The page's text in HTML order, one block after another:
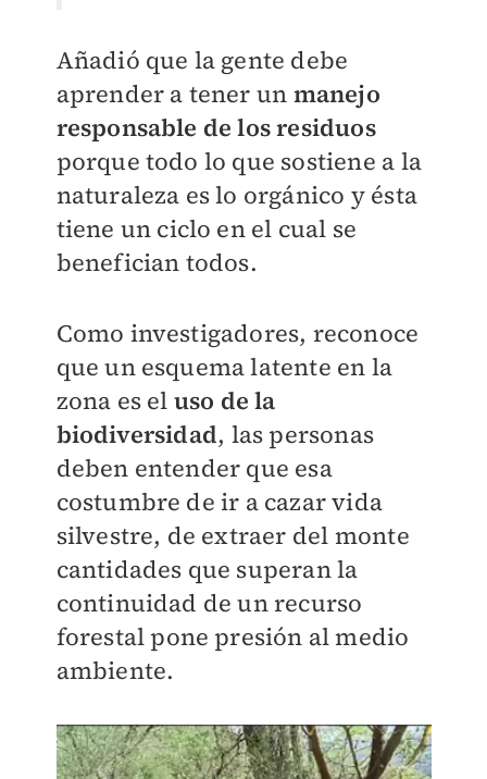
Añadió que la gente debe
aprender a tener un manejo
responsable de los residuos
porque todo lo que sostiene a la
naturaleza es lo orgánico y ésta
tiene un ciclo en el cual se
benefician todos.
Como investigadores, reconoce
que un esquema latente en la
zona es el uso de la
biodiversidad, las personas
deben entender que esa
costumbre de ir a cazar vida
silvestre, de extraer del monte
cantidades que superan la
continuidad de un recurso
forestal pone presión al medio
ambiente.